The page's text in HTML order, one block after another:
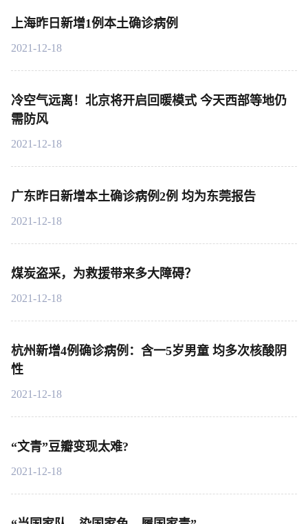
上海昨日新增1例本土确诊病例
2021-12-18
冷空气远离！北京将开启回暖模式 今天西部等地仍
需防风
2021-12-18
广东昨日新增本土确诊病例2例 均为东莞报告
2021-12-18
煤炭盗采，为救援带来多大障碍？
2021-12-18
杭州新增4例确诊病例：含一5岁男童 均多次核酸阴
性
2021-12-18
“文青”豆瓣变现太难?
2021-12-18